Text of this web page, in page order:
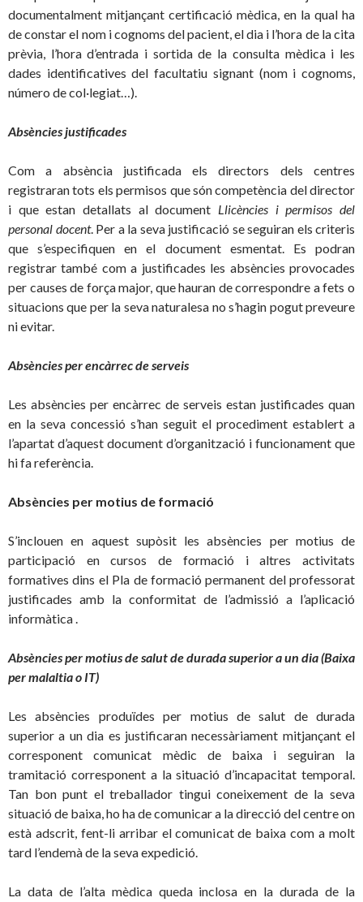
documentalment mitjançant certificació mèdica, en la qual ha
de constar el nom i cognoms del pacient, el dia i l’hora de la cita
prèvia, l’hora d’entrada i sortida de la consulta mèdica i les
dades identificatives del facultatiu signant (nom i cognoms,
número de col·legiat…).
Absències justificades
Com a absència justificada els directors dels centres
registraran tots els permisos que són competència del director
i que estan detallats al document Llicències i permisos del
personal docent. Per a la seva justificació se seguiran els criteris
que s’especifiquen en el document esmentat. Es podran
registrar també com a justificades les absències provocades
per causes de força major, que hauran de correspondre a fets o
situacions que per la seva naturalesa no s’hagin pogut preveure
ni evitar.
Absències per encàrrec de serveis
Les absències per encàrrec de serveis estan justificades quan
en la seva concessió s’han seguit el procediment establert a
l’apartat d’aquest document d’organització i funcionament que
hi fa referència.
Absències per motius de formació
S’inclouen en aquest supòsit les absències per motius de
participació en cursos de formació i altres activitats
formatives dins el Pla de formació permanent del professorat
justificades amb la conformitat de l’admissió a l’aplicació
informàtica .
Absències per motius de salut de durada superior a un dia (Baixa
per malaltia o IT)
Les absències produïdes per motius de salut de durada
superior a un dia es justificaran necessàriament mitjançant el
corresponent comunicat mèdic de baixa i seguiran la
tramitació corresponent a la situació d’incapacitat temporal.
Tan bon punt el treballador tingui coneixement de la seva
situació de baixa, ho ha de comunicar a la direcció del centre on
està adscrit, fent-li arribar el comunicat de baixa com a molt
tard l’endemà de la seva expedició.
La data de l’alta mèdica queda inclosa en la durada de la